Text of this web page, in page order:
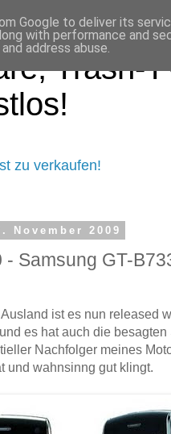
Trash-
zu verkaufen!
November 2009
- Samsung GT-
ist es nun released
es hat auch die
Nachfolger meines
und wahnsinng gut klingt.
Google to deliver its
with performance and
address abuse.